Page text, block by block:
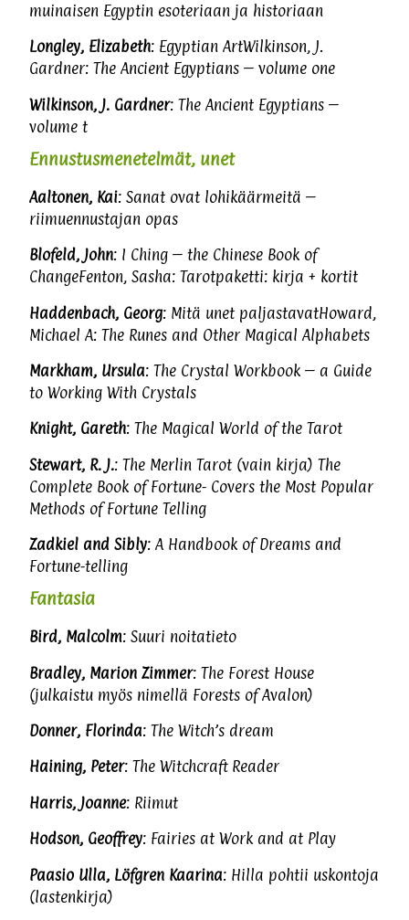
muinaisen Egyptin esoteriaan ja historiaan
Longley, Elizabeth: Egyptian ArtWilkinson, J.
Gardner: The Ancient Egyptians – volume one
Wilkinson, J. Gardner: The Ancient Egyptians –
volume t
Ennustusmenetelmät, unet
Aaltonen, Kai: Sanat ovat lohikäärmeitä –
riimuennustajan opas
Blofeld, John: I Ching – the Chinese Book of
ChangeFenton, Sasha: Tarotpaketti: kirja + kortit
Haddenbach, Georg: Mitä unet paljastavatHoward,
Michael A: The Runes and Other Magical Alphabets
Markham, Ursula: The Crystal Workbook – a Guide
to Working With Crystals
Knight, Gareth: The Magical World of the Tarot
Stewart, R. J.: The Merlin Tarot (vain kirja) The
Complete Book of Fortune- Covers the Most Popular
Methods of Fortune Telling
Zadkiel and Sibly: A Handbook of Dreams and
Fortune-telling
Fantasia
Bird, Malcolm: Suuri noitatieto
Bradley, Marion Zimmer: The Forest House
(julkaistu myös nimellä Forests of Avalon)
Donner, Florinda: The Witch’s dream
Haining, Peter: The Witchcraft Reader
Harris, Joanne: Riimut
Hodson, Geoffrey: Fairies at Work and at Play
Paasio Ulla, Löfgren Kaarina: Hilla pohtii uskontoja
(lastenkirja)